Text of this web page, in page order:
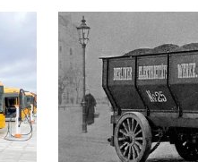
Kilde: Bewags arkiver